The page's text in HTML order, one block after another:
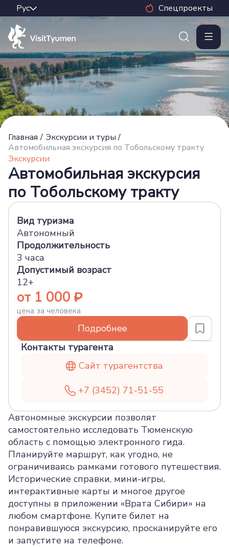
Спецпроекты
Главная / Экскурсии и туры /
Автомобильная экскурсия по Тобольскому тракту
Экскурсии
Автомобильная экскурсия
по Тобольскому тракту
Вид туризма
Автономный
Продолжительность
3 часа
Допустимый возраст
12+
от 1 000
цена за человека
Подробнее
Контакты турагента
Сайт турагентства
+7 (3452) 71-51-55
Автономные экскурсии позволят
самостоятельно исследовать Тюменскую
область с помощью электронного гида.
Планируйте маршрут, как угодно, не
ограничиваясь рамками готового путешествия.
Исторические справки, мини-игры,
интерактивные карты и многое другое
доступны в приложении «Врата Сибири» на
любом смартфоне. Купите билет на
понравившуюся экскурсию, просканируйте его
и запустите на телефоне.